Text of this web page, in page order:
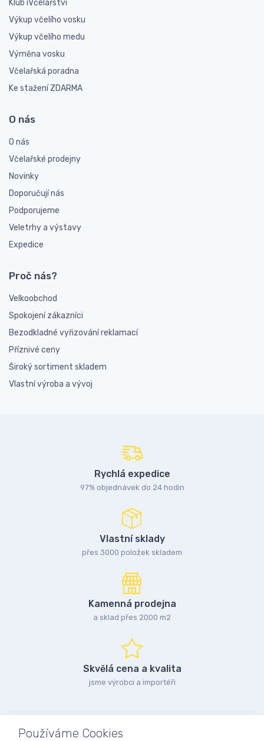
Klub iVčelařství
Výkup včelího vosku
Výkup včelího medu
Výměna vosku
Včelařská poradna
Ke stažení ZDARMA
O nás
O nás
Včelařské prodejny
Novinky
Doporučují nás
Podporujeme
Veletrhy a výstavy
Expedice
Proč nás?
Velkoobchod
Spokojení zákazníci
Bezodkladné vyřizování reklamací
Příznivé ceny
Široký sortiment skladem
Vlastní výroba a vývoj
Rychlá expedice
97% objednávek do 24 hodin
Vlastní sklady
přes 3000 položek skladem
Kamenná prodejna
a sklad přes 2000 m2
Skvělá cena a kvalita
jsme výrobci a importéři
Používáme Cookies